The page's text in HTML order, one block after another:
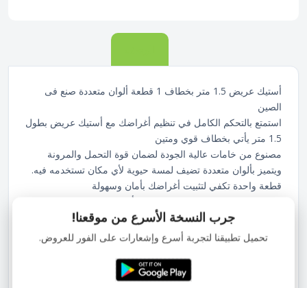
أستيك عريض 1.5 متر بخطاف 1 قطعة ألوان متعددة صنع فى
الصين
استمتع بالتحكم الكامل في تنظيم أغراضك مع أستيك عريض بطول
1.5 متر يأتي بخطاف قوي ومتين
مصنوع من خامات عالية الجودة لضمان قوة التحمل والمرونة
ويتميز بألوان متعددة تضيف لمسة حيوية لأي مكان تستخدمه فيه.
قطعة واحدة تكفي لتثبيت أغراضك بأمان وسهولة
منتج عملي ومريح للاستخدام المنزلي أو السفر صنع بعناية في
مميزات :
يأتي بخطاف قوي لتثبيت آمن وعملي
ألوان متعددة تناسب كل الأذواق
جرب النسخة الأسرع من موقعنا!
تحميل تطبيقنا لتجربة أسرع وإشعارات على الفور للعروض.